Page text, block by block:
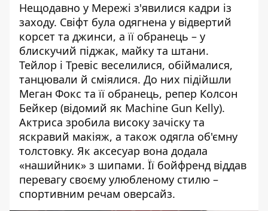
Нещодавно у Мережі з'явилися кадри із
заходу. Свіфт була одягнена у відвертий
корсет та джинси, а її обранець – у
блискучий піджак, майку та штани.
Тейлор і Тревіс веселилися, обіймалися,
танцювали й сміялися. До них підійшли
Меган Фокс та її обранець, репер Колсон
Бейкер (відомий як Machine Gun Kelly).
Актриса зробила високу зачіску та
яскравий макіяж, а також одягла об'ємну
толстовку. Як аксесуар вона додала
«нашийник» з шипами. Її бойфренд віддав
перевагу своєму улюбленому стилю –
спортивним речам оверсайз.